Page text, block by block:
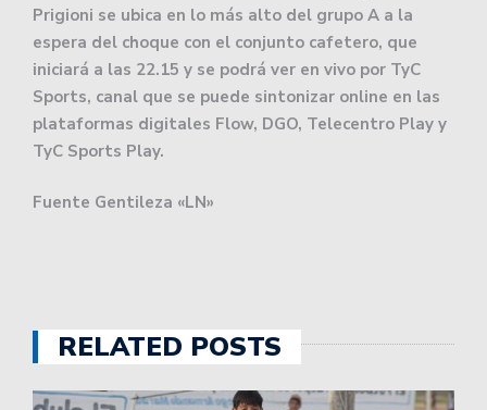
Prigioni se ubica en lo más alto del grupo A a la
espera del choque con el conjunto cafetero, que
iniciará a las 22.15 y se podrá ver en vivo por TyC
Sports, canal que se puede sintonizar online en las
plataformas digitales Flow, DGO, Telecentro Play y
TyC Sports Play.
Fuente Gentileza «LN»
RELATED POSTS